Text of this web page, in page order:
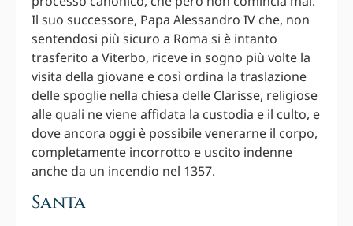
Il suo successore, Papa Alessandro IV che, non
sentendosi più sicuro a Roma si è intanto
trasferito a Viterbo, riceve in sogno più volte la
visita della giovane e così ordina la traslazione
delle spoglie nella chiesa delle Clarisse, religiose
alle quali ne viene affidata la custodia e il culto, e
dove ancora oggi è possibile venerarne il corpo,
completamente incorrotto e uscito indenne
anche da un incendio nel 1357.
Santa